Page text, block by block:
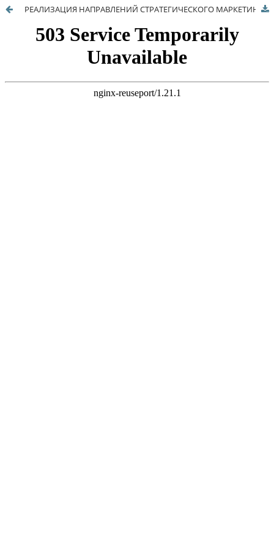
РЕАЛИЗАЦИЯ НАПРАВЛЕНИЙ СТРАТЕГИЧЕСКОГО МАРКЕТИНГА КАК ОСНОВА ПОВЫШЕНИЯ ЭФФЕКТИВНОСТИ ДЕЯТЕЛЬНОСТИ ПРЕДПРИЯТИЙ АГРОПРОМЫШЛЕННОГО КОМПЛЕКСА